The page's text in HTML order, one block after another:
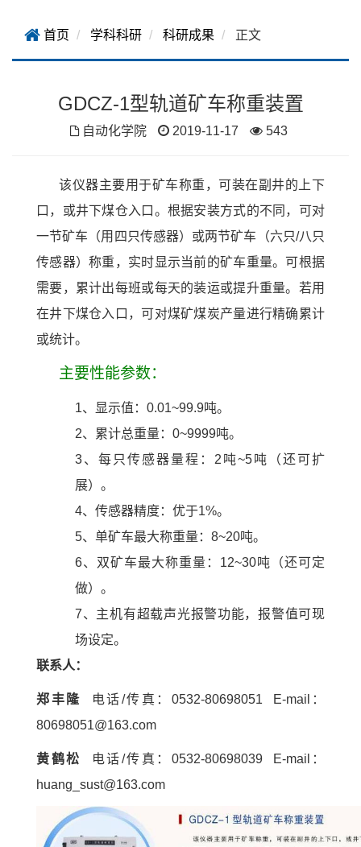
首页 学科科研 科研成果 正文
GDCZ-1型轨道矿车称重装置
自动化学院 2019-11-17 543
该仪器主要用于矿车称重，可装在副井的上下
口，或井下煤仓入口。根据安装方式的不同，可对
一节矿车（用四只传感器）或两节矿车（六只/八只
传感器）称重，实时显示当前的矿车重量。可根据
需要，累计出每班或每天的装运或提升重量。若用
在井下煤仓入口，可对煤矿煤炭产量进行精确累计
或统计。
主要性能参数：
1、 显示值： 0.01~99.9吨。
2、 累计总重量： 0~9999吨。
3、 每只传感器量程： 2 吨~5 吨（还可扩
展）。
4、 传感器精度：优于1%。
5、 单矿车最大称重量： 8~20吨。
6、 双矿车最大称重量： 12~30吨（还可定
做）。
7、 主机有超载声光报警功能，报警值可现
场设定。
联系人：
郑丰隆 电话/传真： 0532-80698051 E-mail ：
80698051@163.com
黄鹤松 电话/传真： 0532-80698039 E-mail ：
huang_sust@163.com